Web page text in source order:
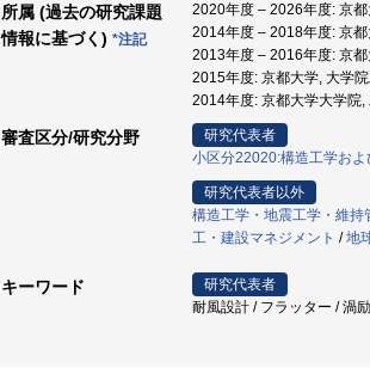
所属 (過去の研究課題
情報に基づく) *注記
2020年度 – 2026年度: 京
2014年度 – 2018年度: 京
2013年度 – 2016年度: 京
2015年度: 京都大学, 大学
2014年度: 京都大学大学院
審査区分/研究分野
研究代表者
小区分22020:構造工学およ
研究代表者以外
構造工学・地震工学・維持
工・建設マネジメント /地
キーワード
研究代表者
耐風設計 / フラッター / 渦